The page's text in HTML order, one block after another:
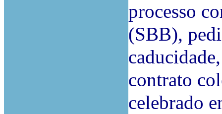
processo
(SBB),
contrato
celebrado